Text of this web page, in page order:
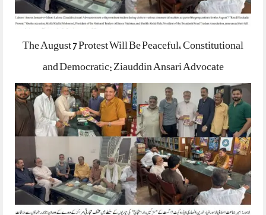
The August 7 Protest Will Be Peaceful, Constitutional
and Democratic: Ziauddin Ansari Advocate